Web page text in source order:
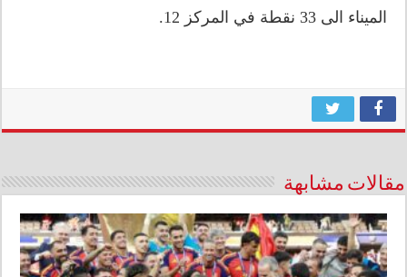
الميناء الى 33 نقطة في المركز 12.
مقالات مشابهة